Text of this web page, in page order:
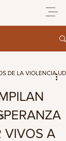
VIVOS A
DE LA VIOLENCIA